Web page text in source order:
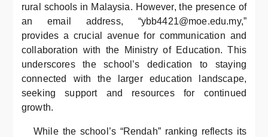
rural schools in Malaysia. However, the presence of
an email address, “ybb4421@moe.edu.my,”
provides a crucial avenue for communication and
collaboration with the Ministry of Education. This
underscores the school’s dedication to staying
connected with the larger education landscape,
seeking support and resources for continued
growth.
While the school’s “Rendah” ranking reflects its